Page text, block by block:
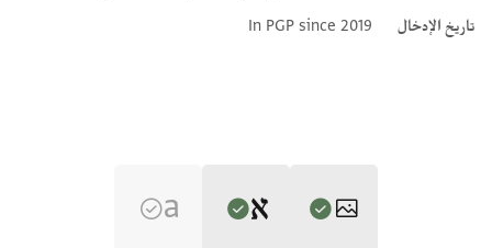
تاريخ الإدخال
In PGP since 2019